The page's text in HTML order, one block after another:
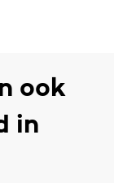
ook
in